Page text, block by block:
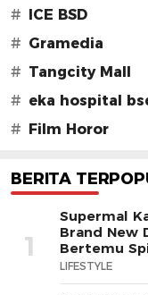
#
ICE BSD
# Gramedia
# Tangcity Mall
# eka hospital
#
Film Horor
BERITA
1
Supermal
Brand New
Bertemu
LIFESTYLE